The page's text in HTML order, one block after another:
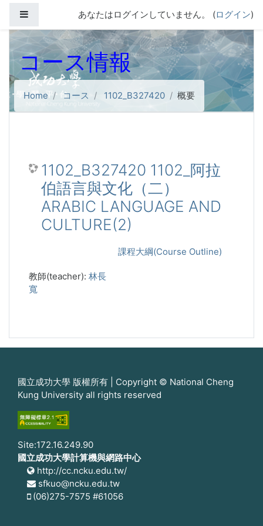
サイドパネルあなたはログインしていません。 (ログイン)
コース情報
Home コース 1102_B327420 概要
1102_B327420 1102_阿拉
伯語言與文化（二）
ARABIC LANGUAGE AND
CULTURE(2)
課程大綱(Course Outline)
教師(teacher): 林長
寬
國立成功大學 版權所有 | Copyright © National Cheng
Kung University all rights reserved
Site:172.16.249.90
國立成功大學計算機與網路中心
http://cc.ncku.edu.tw/
sfkuo@ncku.edu.tw
(06)275-7575 #61056